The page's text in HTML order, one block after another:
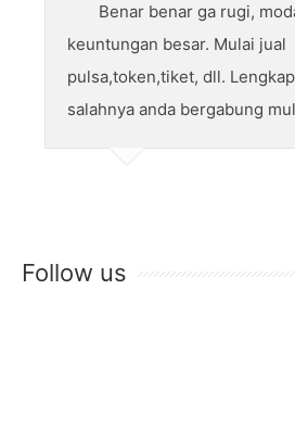
Benar benar ga rugi,
keuntungan besar. Mulai jual
pulsa,token,tiket, dll.
salahnya anda bergabung
Follow us